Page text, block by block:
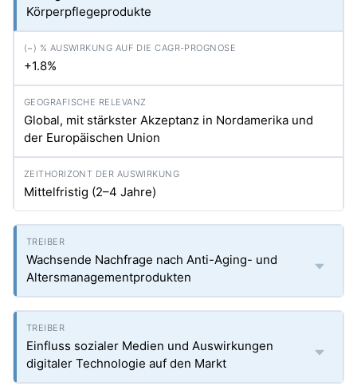
Körperpflegeprodukte
+1.8%
Global, mit stärkster Akzeptanz in Nordamerika und
der Europäischen Union
Mittelfristig (2–4 Jahre)
Wachsende Nachfrage nach Anti-Aging- und
Altersmanagementprodukten
Einfluss sozialer Medien und Auswirkungen
digitaler Technologie auf den Markt